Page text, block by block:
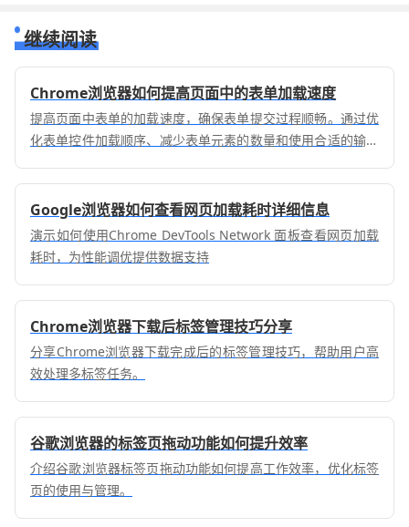
继续阅读
Chrome浏览器如何提高页面中的表单加载速度
提高页面中表单的加载速度，确保表单提交过程顺畅。通过优
化表单控件加载顺序、减少表单元素的数量和使用合适的输入
Google浏览器如何查看网页加载耗时详细信息
演示如何使用Chrome DevTools Network 面板查看网页加载
耗时，为性能调优提供数据支持
Chrome浏览器下载后标签管理技巧分享
分享Chrome浏览器下载完成后的标签管理技巧，帮助用户高
效处理多标签任务。
谷歌浏览器的标签页拖动功能如何提升效率
介绍谷歌浏览器标签页拖动功能如何提高工作效率，优化标签
页的使用与管理。